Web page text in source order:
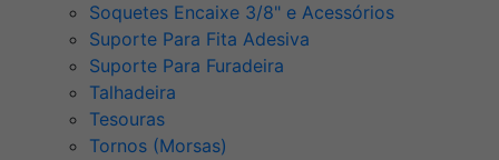
Soquetes Encaixe 3/8" e Acessórios
Suporte Para Fita Adesiva
Suporte Para Furadeira
Talhadeira
Tesouras
Tornos (Morsas)